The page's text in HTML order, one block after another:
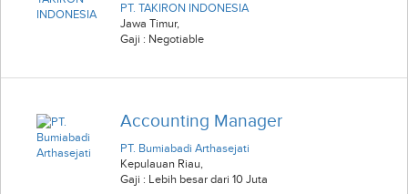
PT. TAKIRON INDONESIA
Jawa Timur,
Gaji : Negotiable
Accounting Manager
PT. Bumiabadi Arthasejati
Kepulauan Riau,
Gaji : Lebih besar dari 10 Juta